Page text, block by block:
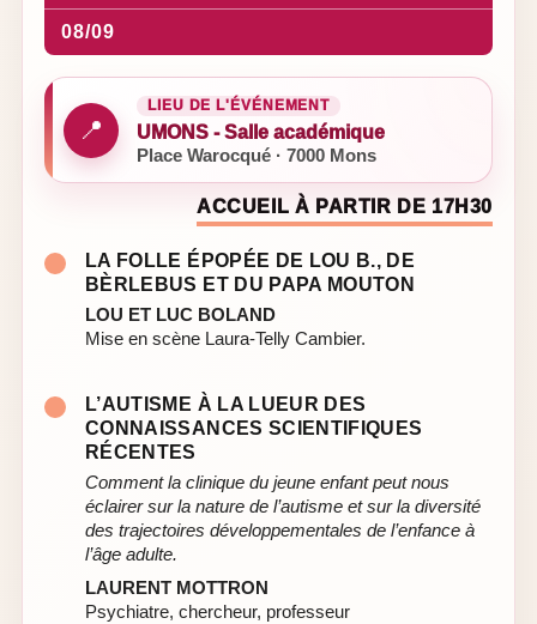
08/09
📍
LIEU DE L'ÉVÉNEMENT
UMONS - Salle académique
Place Warocqué · 7000 Mons
ACCUEIL À PARTIR DE 17H30
LA FOLLE ÉPOPÉE DE LOU B., DE
BÈRLEBUS ET DU PAPA MOUTON
LOU ET LUC BOLAND
Mise en scène Laura-Telly Cambier.
L’AUTISME À LA LUEUR DES
CONNAISSANCES SCIENTIFIQUES
RÉCENTES
Comment la clinique du jeune enfant peut nous
éclairer sur la nature de l’autisme et sur la diversité
des trajectoires développementales de l’enfance à
l’âge adulte.
LAURENT MOTTRON
Psychiatre, chercheur, professeur